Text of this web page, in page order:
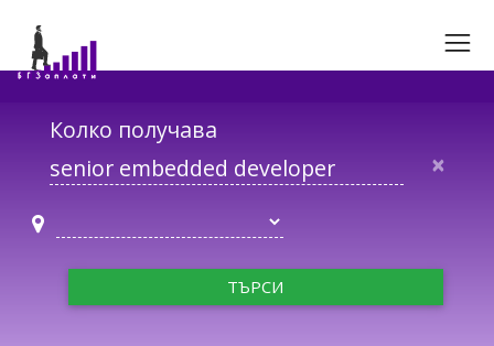
Колко получава
×
ТЪРСИ